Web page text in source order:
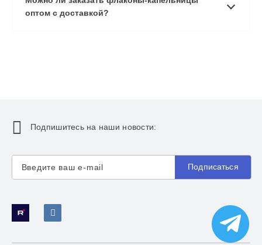
оптом с доставкой?
Подпишитесь на наши новости:
Подписаться